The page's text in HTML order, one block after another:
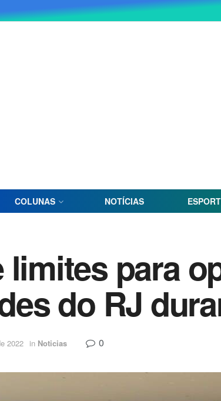
COLUNAS NOTÍCIAS
limites para
do RJ
2022 in Noticias 0